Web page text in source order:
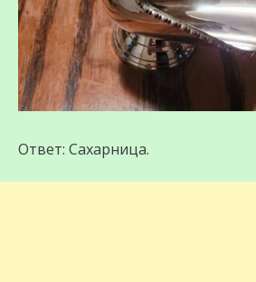
Ответ: Сахарница.